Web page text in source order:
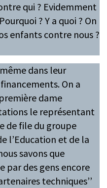
qui ? Evidemment
? Y a quoi ? On
enfants contre nous ?
dans leur
On a
dame
le représentant
de file du groupe
l’Education et de la
savons que
par des gens encore
techniques’’